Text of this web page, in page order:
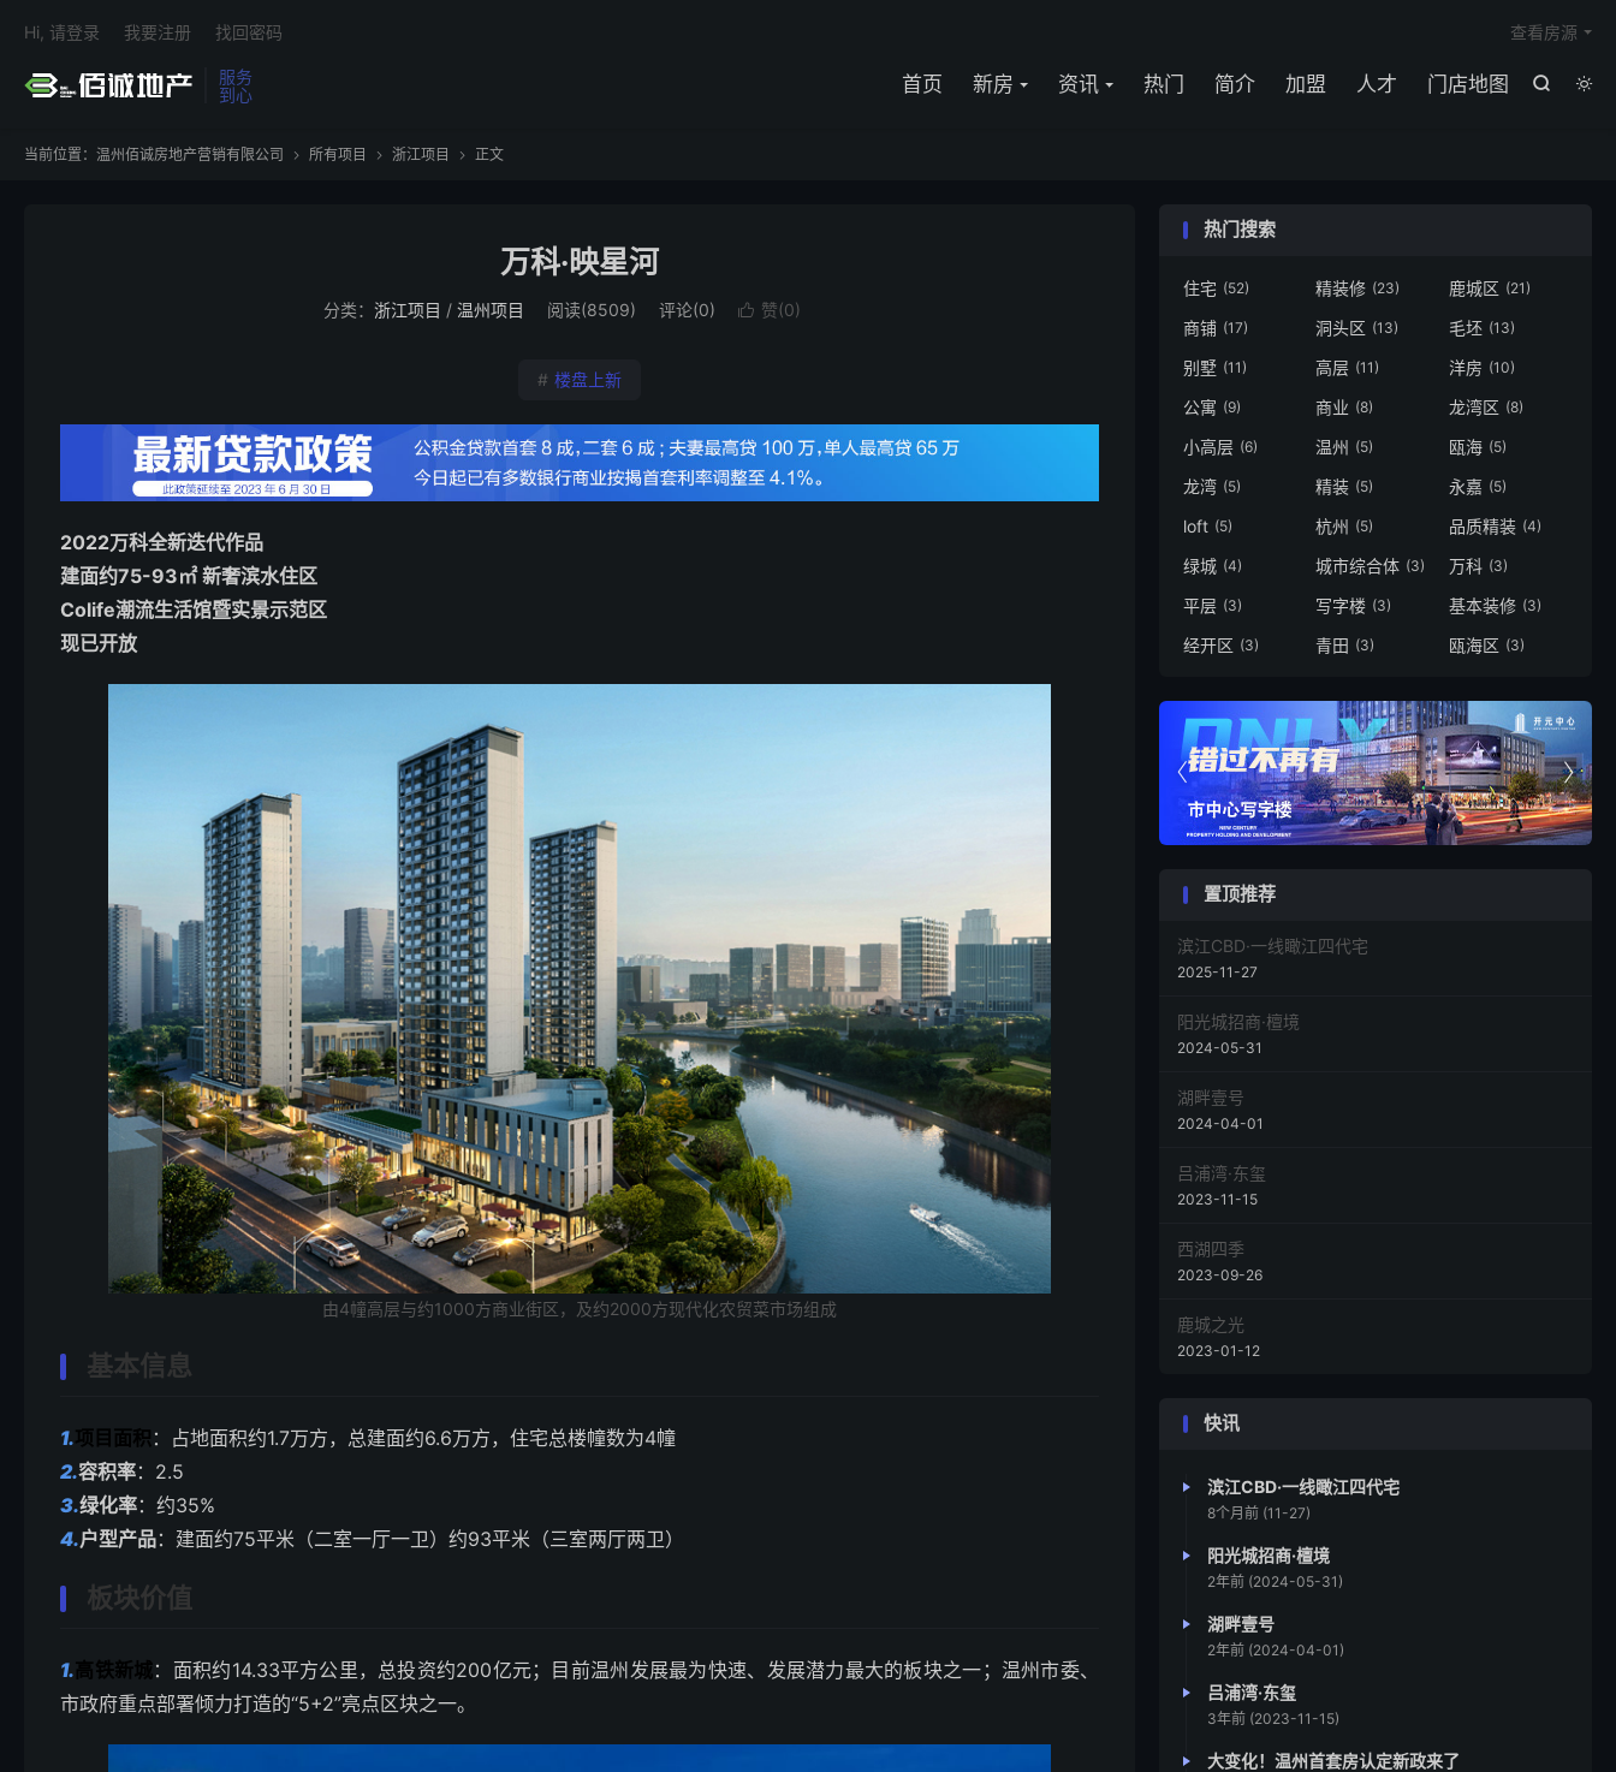
服务
到心


首页 新房 资讯 热门 简介 加盟 人才 门店地图
查看房源
Hi, 请登录 我要注册 找回密码
当前位置： 温州佰诚房地产营销有限公司  所有项目  浙江项目  正文
万科·映星河
分类： 浙江项目 / 温州项目 阅读(8509) 评论(0)  赞(0)
# 楼盘上新
2022万科全新迭代作品
建面约75-93㎡ 新奢滨水住区
Colife潮流生活馆暨实景示范区
现已开放
由4幢高层与约1000方商业街区，及约2000方现代化农贸菜市场组成
基本信息
1.项目面积 ：占地面积约1.7万方，总建面约6.6万方，住宅总楼幢数为4幢
2.容积率：2.5
3.绿化率：约35%
4.户型产品：建面约75平米（二室一厅一卫）约93平米（三室两厅两卫）
板块价值
1.高铁新城：面积约14.33平方公里，总投资约200亿元；目前温州发展最为快速、发展潜力最大的板块之一；温州市委、
市政府重点部署倾力打造的“5+2”亮点区块之一。
热门搜索
住宅 (52) 精装修 (23) 鹿城区 (21)
商铺 (17) 洞头区 (13) 毛坯 (13)
别墅 (11) 高层 (11) 洋房 (10)
公寓 (9) 商业 (8) 龙湾区 (8)
小高层 (6) 温州 (5) 瓯海 (5)
龙湾 (5) 精装 (5) 永嘉 (5)
loft (5) 杭州 (5) 品质精装 (4)
绿城 (4) 城市综合体 (3) 万科 (3)
平层 (3) 写字楼 (3) 基本装修 (3)
经开区 (3) 青田 (3) 瓯海区 (3)


置顶推荐
滨江CBD·一线瞰江四代宅
2025-11-27
阳光城招商·檀境
2024-05-31
湖畔壹号
2024-04-01
吕浦湾·东玺
2023-11-15
西湖四季
2023-09-26
鹿城之光
2023-01-12
快讯
滨江CBD·一线瞰江四代宅
8个月前 (11-27)
阳光城招商·檀境
2年前 (2024-05-31)
湖畔壹号
2年前 (2024-04-01)
吕浦湾·东玺
3年前 (2023-11-15)
大变化！温州首套房认定新政来了